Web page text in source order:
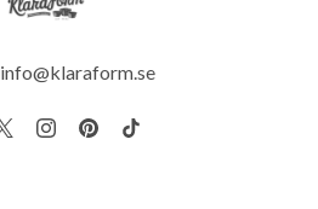
info@klaraform.se